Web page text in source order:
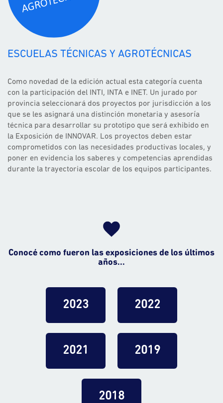
ESCUELAS TÉCNICAS Y AGROTÉCNICAS
Como novedad de la edición actual esta categoría cuenta
con la participación del INTI, INTA e INET. Un jurado por
provincia seleccionará dos proyectos por jurisdicción a los
que se les asignará una distinción monetaria y asesoría
técnica para desarrollar su prototipo que será exhibido en
la Exposición de INNOVAR. Los proyectos deben estar
comprometidos con las necesidades productivas locales, y
poner en evidencia los saberes y competencias aprendidas
durante la trayectoria escolar de los equipos participantes.
Conocé como fueron las exposiciones de los últimos
años...
2023 2022
2021 2019
2018